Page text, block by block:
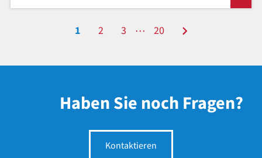
1 2 3 … 20
Haben Sie noch Fragen?
Kontaktieren